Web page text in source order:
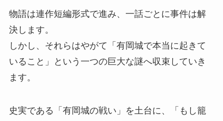
物語は連作短編形式で進み、一話ごとに事件は解
決します。
しかし、それらはやがて「有岡城で本当に起きて
いること」という一つの巨大な謎へ収束していき
ます。
史実である「有岡城の戦い」を土台に、「もし籠